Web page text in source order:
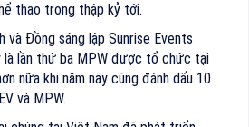
thao trong thập kỷ tới.
và Đồng sáng lập Sunrise Events
là lần thứ ba MPW được tổ chức tại
nữa khi năm nay cũng đánh dấu 10
và MPW.